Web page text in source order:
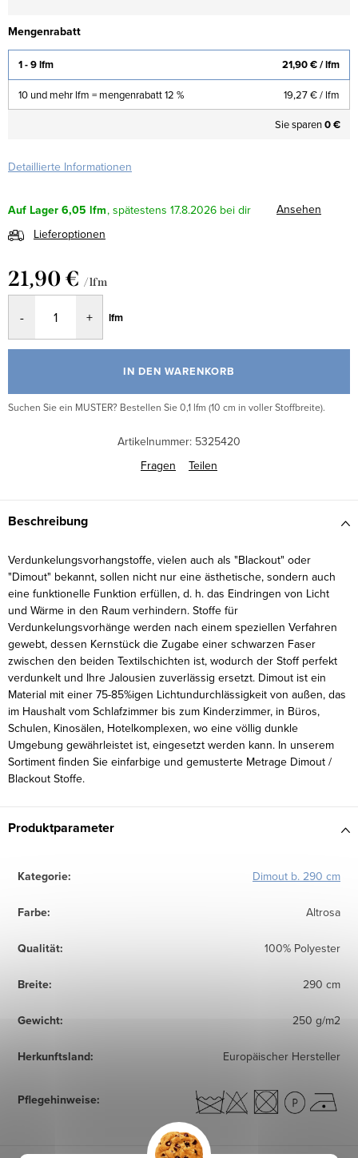
Mengenrabatt
1 - 9 lfm 21,90 €/ lfm
10 und mehr lfm = mengenrabatt 12 % 19,27 €/ lfm
Sie sparen0 €
Detaillierte Informationen
Auf Lager 6,05 lfm 17.8.2026
Ansehen
Lieferoptionen
21,90 € / lfm
lfm
IN DEN WARENKORB
Suchen Sie ein MUSTER? Bestellen Sie 0,1 lfm (10 cm in voller Stoffbreite).
Artikelnummer: 5325420
Fragen
Teilen
Beschreibung
Verdunkelungsvorhangstoffe, vielen auch als "Blackout" oder
"Dimout" bekannt, sollen nicht nur eine ästhetische, sondern auch
eine funktionelle Funktion erfüllen, d. h. das Eindringen von Licht
und Wärme in den Raum verhindern. Stoffe für
Verdunkelungsvorhänge werden nach einem speziellen Verfahren
gewebt, dessen Kernstück die Zugabe einer schwarzen Faser
zwischen den beiden Textilschichten ist, wodurch der Stoff perfekt
verdunkelt und Ihre Jalousien zuverlässig ersetzt. Dimout ist ein
Material mit einer 75-85%igen Lichtundurchlässigkeit von außen, das
im Haushalt vom Schlafzimmer bis zum Kinderzimmer, in Büros,
Schulen, Kinosälen, Hotelkomplexen, wo eine völlig dunkle
Umgebung gewährleistet ist, eingesetzt werden kann. In unserem
Sortiment finden Sie einfarbige und gemusterte Metrage Dimout /
Blackout Stoffe.
Produktparameter
Kategorie: Dimout b. 290 cm
Farbe: Altrosa
Qualität: 100% Polyester
Breite: 290 cm
Gewicht: 250 g/m2
Herkunftsland: Europäischer Hersteller
Pflegehinweise: